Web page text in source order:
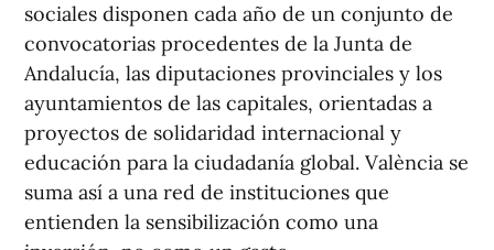
sociales disponen cada año de un conjunto de
convocatorias procedentes de la Junta de
Andalucía, las diputaciones provinciales y los
ayuntamientos de las capitales, orientadas a
proyectos de solidaridad internacional y
educación para la ciudadanía global. València se
suma así a una red de instituciones que
entienden la sensibilización como una